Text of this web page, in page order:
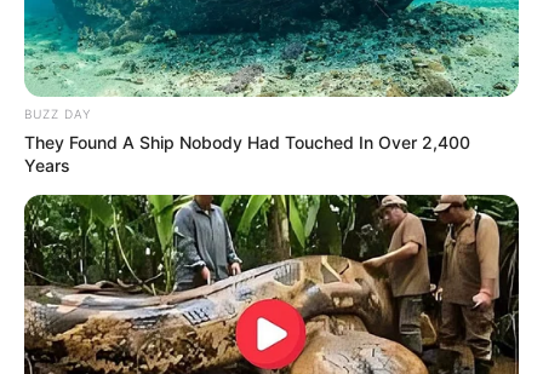
BUZZ DAY
They Found A Ship Nobody Had Touched In Over 2,400
Years